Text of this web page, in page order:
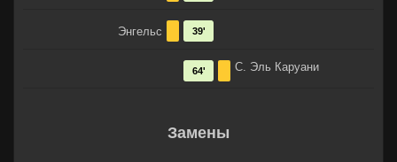
Энгельс 39'
С. Эль Каруани
64'
Замены